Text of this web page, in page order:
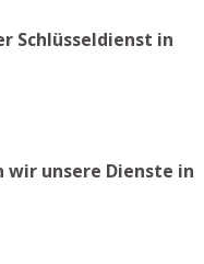
Schlüsseldienst in
unsere Dienste in